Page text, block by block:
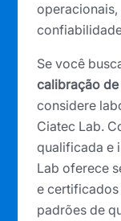
operacionais,
Se você
calibração
considere
Ciatec Lab.
qualificada e
Lab oferece
e certificados
padrões de